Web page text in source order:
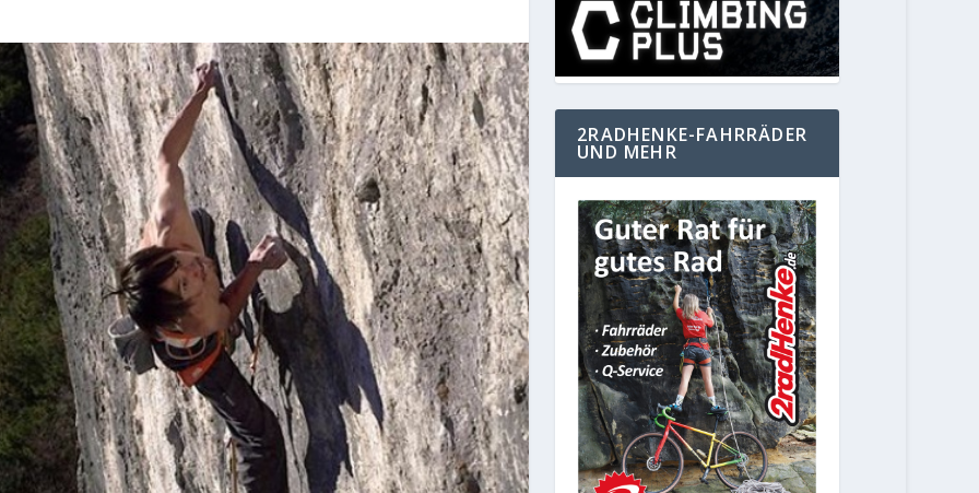
2RADHENKE-FAHRRÄDER
UND MEHR